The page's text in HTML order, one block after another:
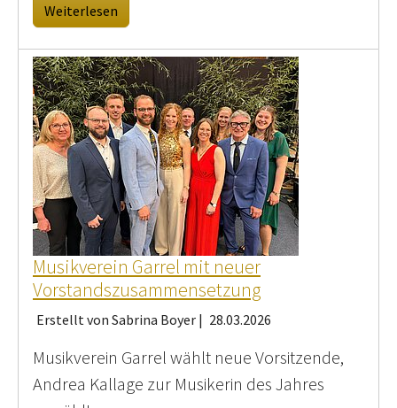
Weiterlesen
Musikverein Garrel mit neuer
Vorstandszusammensetzung
Erstellt von Sabrina Boyer | 28.03.2026
Musikverein Garrel wählt neue Vorsitzende,
Andrea Kallage zur Musikerin des Jahres